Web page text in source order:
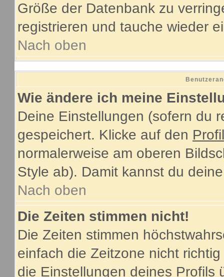
Größe der Datenbank zu
registrieren und tauche wieder
Nach oben
Wie ändere ich meine
Deine Einstellungen (sofern du
gespeichert. Klicke auf den Profil
normalerweise am oberen
Style ab). Damit kannst du
Nach oben
Die Zeiten stimmen nicht!
Die Zeiten stimmen
einfach die Zeitzone nicht
die Einstellungen deines Profils